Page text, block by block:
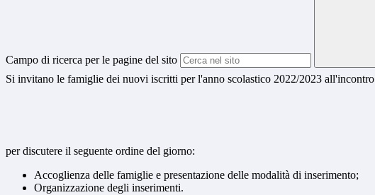
Campo di ricerca per le pagine del sito
Si invitano le famiglie dei nuovi iscritti per l'anno scolastico 2022/2023
per discutere il seguente ordine del giorno:
Accoglienza delle famiglie e presentazione delle modalità di inserimento;
Organizzazione degli inserimenti.